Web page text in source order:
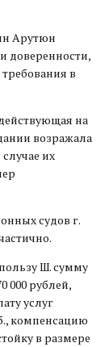
Арутюн
доверенности,
в
на
возражала
их
судов г.
Ш. сумму
000 рублей,
услуг
компенсацию
в размере